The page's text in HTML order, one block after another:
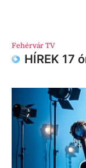
Fehérvár TV
HÍREK 17